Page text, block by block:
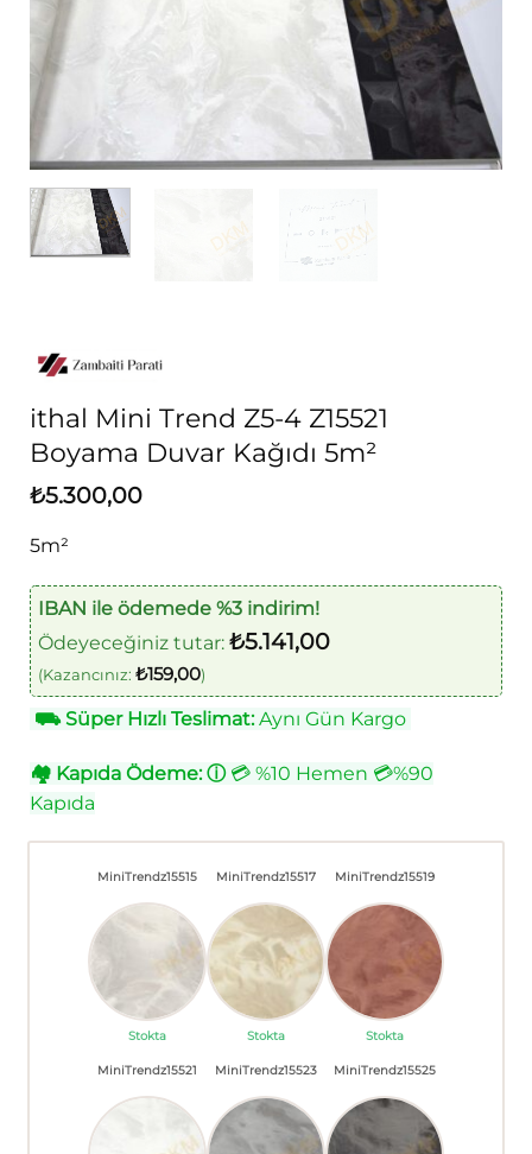
ithal Mini Trend Z5-4 Z15521
Boyama Duvar Kağıdı 5m²
₺5.300,00
5m²
IBAN ile ödemede %3 indirim!
Ödeyeceğiniz tutar: ₺5.141,00
(Kazancınız: ₺159,00)
⛟Süper Hızlı Teslimat:Aynı Gün Kargo
🏘 Kapıda Ödeme: ⓘ💳 %10 Hemen 💳%90
Kapıda
MiniTrendz15515
Stokta
MiniTrendz15517
Stokta
MiniTrendz15519
Stokta
MiniTrendz15521 MiniTrendz15523 MiniTrendz15525